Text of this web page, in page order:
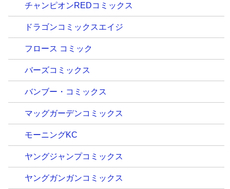
チャンピオンREDコミックス
ドラゴンコミックスエイジ
フロース コミック
バーズコミックス
バンブー・コミックス
マッグガーデンコミックス
モーニングKC
ヤングジャンプコミックス
ヤングガンガンコミックス